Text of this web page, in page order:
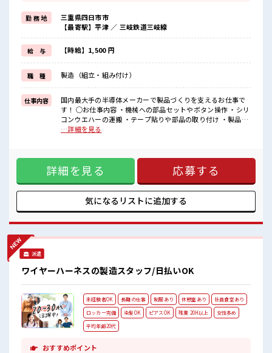
近くにはスーパー・コンビニ・駅もあります！
駐車場完備！
<残業で稼げる>
収入UPが叶えられます☆
<仕事がしやすい環境が整ってる>
送迎ありで通勤らくらく♪
無料駐車場完備でマイカー通勤可能◯
徒歩1分圏内にバス停もあります！
<制服アリ>
毎日の服装選びに迷う必要ナシ◎
■職場の雰囲気
冷暖房完備で年中快適に働ける！
食堂・売店・自販機完備で社外に出なくても充実◎休憩室&ロッカー
あり！
#ryo
勤 務 地
三重県四日市市
【最寄駅】平津 ／ 三岐鉄道三岐線
給 与 【時給】1,500 円
職 種 製造（組立・組み付け）
仕事内容
国内最大手の半導体メーカーで製品づくりを支えるお仕事で
す！ ◯お仕事内容 ・機械への部品セットやボタン操作 ・シリ
コンウエハーの運搬 ・テープ貼りや部品の取り付け ・製品の
目視検査や顕微鏡検査 ・品質チェックや測定 ・製造データの
が好きな方にぴったり♪ ・クリーンルーム内での勤務だから
一年中快適！ ・半導体の知識や技術が身につき手に職をつけ
られます！ ・経験を積むとオペレーターからマシンキーパー
やラインエンジニアへステップアップ可能！ ・スキルアップ
に応じて時給アップも目指せます！ ※寮アリのお仕事！一人
暮らしスタートにもピッタリ♪ ■お仕事PR ＼未経験OK/ わか
抑えられて他の事に使える♪ 近くにはスーパー・コンビニ・
駅もあります！ 駐車場完備！ <残業で稼げる> 収入UPが叶え
内にバス停もあります！ <制服アリ> 毎日の服装選びに迷う必
要ナシ◎ ■職場の雰囲気 ＼30代男性多数活躍中/ 分からない
事も聞きやすい&静かで落ち着いた雰囲気の職場です！ 冷暖
房完備で年中快適に働ける！ 食堂・売店・自販機完備で社外
に出なくても充実◎休憩室&ロッカーあり！ #ryo
…詳細を見る
詳細を見る 応募する
気になるリストに追加する
派遣
ワイヤーハーネスの製造スタッフ/日払いOK
未経験者OK 長期の仕事 制服あり 休憩室あり
社員食堂あり
ロッカー完備
染髪OK ピアスOK 残業 20H以上
女性多め
平均年齢20代
おすすめポイント